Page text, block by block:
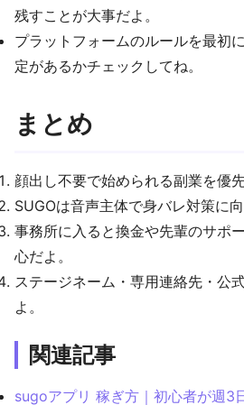
残すことが大事だよ。
プラットフォームのルールを最初
定があるかチェックしてね。
まとめ
顔出し不要で始められる副業を優
SUGOは音声主体で身バレ対策に
事務所に入ると換金や先輩のサポ
心だよ。
ステージネーム・専用連絡先・公
よ。
関連記事
sugoアプリ 稼ぎ方｜初心者が週3